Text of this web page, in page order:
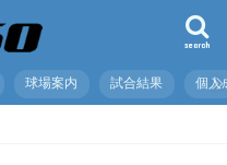
search
球場案内 試合結果 個人